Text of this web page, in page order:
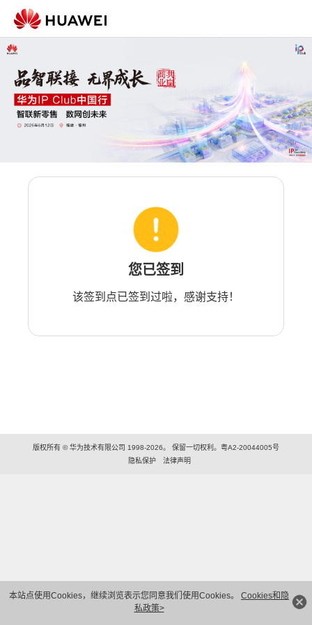
本站点使用Cookies，继续浏览表示您同意我们使用Cookies。 Cookies和隐
私政策>
您已签到
该签到点已签到过啦，感谢支持！
版权所有 © 华为技术有限公司 1998-2026。 保留一切权利。粤A2-20044005号
隐私保护
法律声明